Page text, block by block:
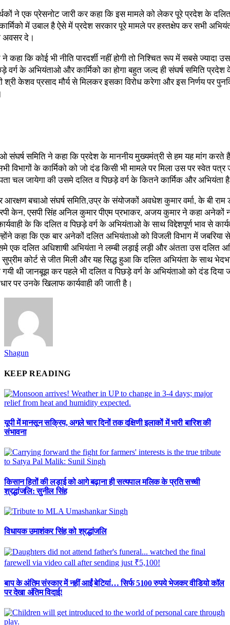
ने एक प्रेसनोट जारी कर कहा कि इस मामले को लेकर पूरे प्रदेश के
में उबाल है ऐसे में प्रदेश सरकार पूरे मामले पर हस्तक्षेप कर सभी
अवसर दे।
ने कहा कि कोई भी नीति पारदर्शी नहीं होगी तो निश्चित रूप में सबसे ज्यादा
वर्ग के अभियंताओ और कार्मिको का होगा बहुत जल्द ही संघर्ष समिति प्रदेश
केशव प्रसाद मौर्य से मिलकर इसका विरोध करेगा और इस निर्णय पर
संघर्ष समिति ने कहा कि प्रदेश के माननीय मुख्यमंत्री से हम यह मांग करते
विभागों के कार्मिको को जो दंड किसी भी मामले पर मिला उस पर स्वेत पत्र
चल जायेगा की उसमे दलित व पिछड़े वर्ग के कितने कार्मिक और अभियंता
आरक्षण बचाओ संघर्ष समिति,उप्र के संयोजकों अवधेश कुमार वर्मा, के बी राम
केन, एसपी सिंह अनिल कुमार पीएम प्रभाकर, अजय कुमार ने कहा अनेकों
के कि दलित व पिछड़े वर्ग के अभियंताओ के साथ विद्देशपूर्ण भाव से
कहा कि एक बार अनेकों दलित अभियंताओ को विजली विभाग में जबरिया
एक दलित अधिशाषी अभियंता ने लम्बी लड़ाई लड़ी और अंतता उस दलित
कोर्ट से जीत मिली और यह सिद्ध हुआ कि दलित अभियंता के साथ
गयी थी जानबूझ कर पहले भी दलित व पिछड़े वर्ग के अभियंताओ को दंड दिया
पर उनके खिलाफ कार्यवाही की जाती है।
Shagun
KEEP READING
यूपी में मानसून सक्रिय, अगले चार दिनों तक दक्षिणी इलाकों में भारी बारिश की
संभावना
किसान हितों की लड़ाई को आगे बढ़ाना ही सत्यपाल मलिक के प्रति सच्ची
श्रद्धांजलि: सुनील सिंह
विधायक उमाशंकर सिंह को श्रद्धांजलि
बाप के अंतिम संस्कार में नहीं आईं बेटियां… सिर्फ 5100 रुपये भेजकर वीडियो कॉल
पर देखा अंतिम विदाई!